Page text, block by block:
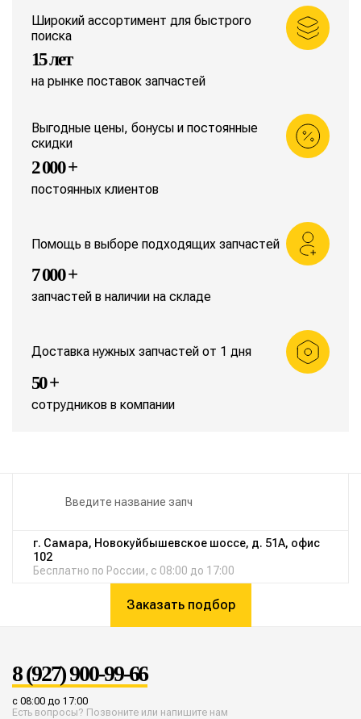
Широкий ассортимент для быстрого
поиска
15 лет
на рынке поставок запчастей
Выгодные цены, бонусы и постоянные
скидки
2 000 +
постоянных клиентов
Помощь в выборе подходящих запчастей
7 000 +
запчастей в наличии на складе
Доставка нужных запчастей от 1 дня
50 +
сотрудников в компании
г. Самара, Новокуйбышевское шоссе, д. 51А, офис
102
Бесплатно по России, с 08:00 до 17:00
Заказать подбор
8 (927) 900-99-66
с 08:00 до 17:00
Есть вопросы? Позвоните или напишите нам